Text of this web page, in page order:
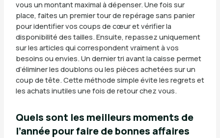
vous un montant maximal à dépenser. Une fois sur
place, faites un premier tour de repérage sans panier
pour identifier vos coups de cœur et vérifier la
disponibilité des tailles. Ensuite, repassez uniquement
sur les articles qui correspondent vraiment à vos
besoins ou envies. Un dernier tri avant la caisse permet
d’éliminer les doublons ou les pièces achetées sur un
coup de tête. Cette méthode simple évite les regrets et
les achats inutiles une fois de retour chez vous.
Quels sont les meilleurs moments de
l’année pour faire de bonnes affaires